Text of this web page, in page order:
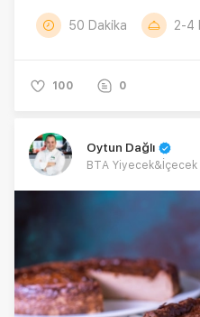
50 Dakika 2-4
100 0
Oytun Dağlı
BTA